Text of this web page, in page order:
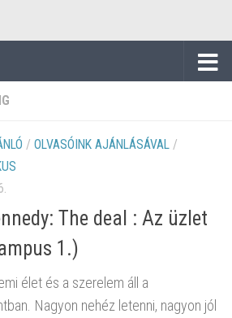
/ OLVASÓINK AJÁNLÁSÁVAL /
The deal : Az üzlet
1.)
élet és a szerelem áll a
Nagyon nehéz letenni, nagyon jól